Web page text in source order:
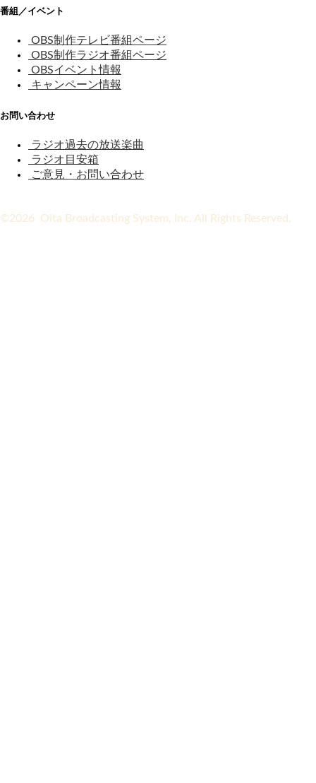
番組／イベント
OBS制作テレビ番組ページ
OBS制作ラジオ番組ページ
OBSイベント情報
キャンペーン情報
お問い合わせ
ラジオ過去の放送楽曲
ラジオ目安箱
ご意見・お問い合わせ
©2026 Oita Broadcasting System, Inc. All Rights Reserved.